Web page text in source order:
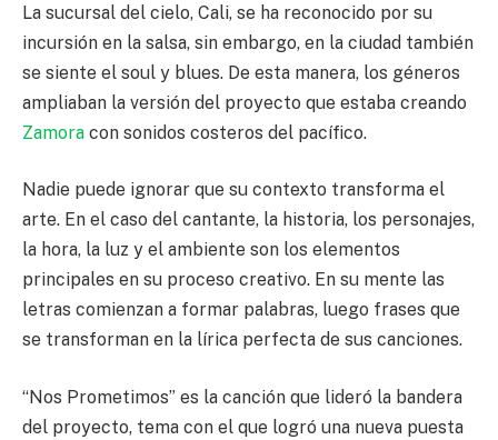
La sucursal del cielo, Cali, se ha reconocido por su
incursión en la salsa, sin embargo, en la ciudad también
se siente el soul y blues. De esta manera, los géneros
ampliaban la versión del proyecto que estaba creando
Zamora con sonidos costeros del pacífico.
Nadie puede ignorar que su contexto transforma el
arte. En el caso del cantante, la historia, los personajes,
la hora, la luz y el ambiente son los elementos
principales en su proceso creativo. En su mente las
letras comienzan a formar palabras, luego frases que
se transforman en la lírica perfecta de sus canciones.
“Nos Prometimos” es la canción que lideró la bandera
del proyecto, tema con el que logró una nueva puesta